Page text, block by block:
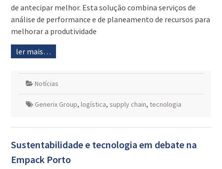
de antecipar melhor. Esta solução combina serviços de
análise de performance e de planeamento de recursos para
melhorar a produtividade
ler mais…
Notícias
Generix Group, logística, supply chain, tecnologia
Sustentabilidade e tecnologia em debate na
Empack Porto